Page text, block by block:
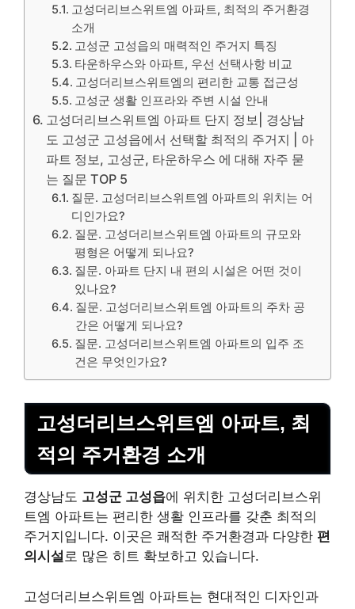
고성더리브스위트엠 아파트, 최적의 주거환경
소개
고성군 고성읍의 매력적인 주거지 특징
타운하우스와 아파트, 우선 선택사항 비교
고성더리브스위트엠의 편리한 교통 접근성
고성군 생활 인프라와 주변 시설 안내
고성더리브스위트엠 아파트 단지 정보| 경상남
도 고성군 고성읍에서 선택할 최적의 주거지 | 아
파트 정보, 고성군, 타운하우스 에 대해 자주 묻
는 질문 TOP 5
질문. 고성더리브스위트엠 아파트의 위치는 어
디인가요?
질문. 고성더리브스위트엠 아파트의 규모와
평형은 어떻게 되나요?
질문. 아파트 단지 내 편의 시설은 어떤 것이
있나요?
질문. 고성더리브스위트엠 아파트의 주차 공
간은 어떻게 되나요?
질문. 고성더리브스위트엠 아파트의 입주 조
건은 무엇인가요?
고성더리브스위트엠 아파트, 최
적의 주거환경 소개
경상남도 고성군 고성읍에 위치한 고성더리브스위
트엠 아파트는 편리한 생활 인프라를 갖춘 최적의
주거지입니다. 이곳은 쾌적한 주거환경과 다양한 편
의시설로 많은 히트 확보하고 있습니다.
고성더리브스위트엠 아파트는 현대적인 디자인과